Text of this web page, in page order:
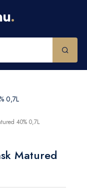
.
0,7L
Matured